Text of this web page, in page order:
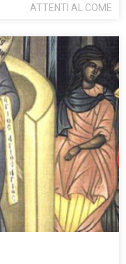
ATTENTI AL COME